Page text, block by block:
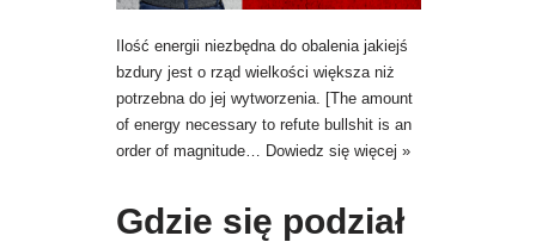
Ilość energii niezbędna do obalenia jakiejś
bzdury jest o rząd wielkości większa niż
potrzebna do jej wytworzenia. [The amount
of energy necessary to refute bullshit is an
order of magnitude…
Dowiedz się więcej »
Gdzie się podział